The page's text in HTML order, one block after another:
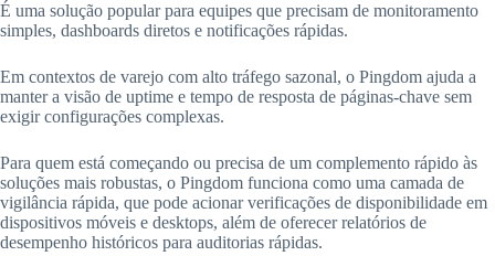
É uma solução popular para equipes que precisam de monitoramento
simples, dashboards diretos e notificações rápidas.
Em contextos de varejo com alto tráfego sazonal, o Pingdom ajuda a
manter a visão de uptime e tempo de resposta de páginas-chave sem
exigir configurações complexas.
Para quem está começando ou precisa de um complemento rápido às
soluções mais robustas, o Pingdom funciona como uma camada de
vigilância rápida, que pode acionar verificações de disponibilidade em
dispositivos móveis e desktops, além de oferecer relatórios de
desempenho históricos para auditorias rápidas.